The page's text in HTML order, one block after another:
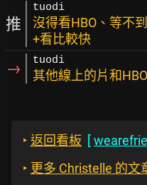
推
tuodi
沒得看HBO、等不
+看比較快
→ tuodi
其他線上的片和
‣ 返回看板 [
‣ 更多 Christelle 的文